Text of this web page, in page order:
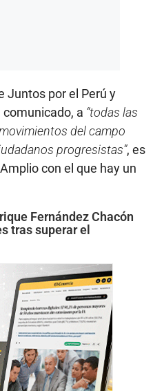
Juntos por el Perú y
comunicado, a “todas las
del campo
progresistas”, es
con el que hay un
Fernández Chacón
tras superar el